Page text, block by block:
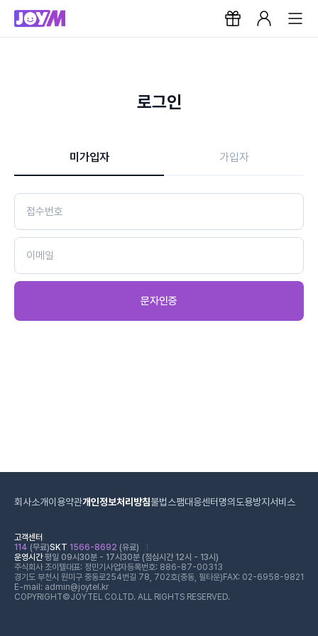
로그인
미가입자 가입자
문자인증
회사소개이용약관개인정보처리방침불법스팸대응센터 명의도용방지서비스
고객센터
114 (무료)SKT 1566-8692 (유료)
운영시간평일 09시30분 - 17시30분 (점심시간 12시 - 13시)
주식회사 조이텔대표: 정민기 사업자등록번호: 886-87-00313
경기도 부천시 원미구 중동로254번길 78, 702호(중동, 필타운) FAX: 02-6958-9821
E-mail: admin@joytel.kr
COPYRIGHT©JOYTEL CO.LTD. ALL RIGHTS RESERVED.